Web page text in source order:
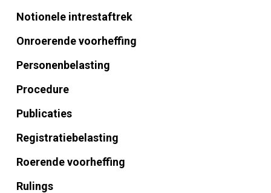
Notionele intrestaftrek
Onroerende voorheffing
Personenbelasting
Procedure
Publicaties
Registratiebelasting
Roerende voorheffing
Rulings